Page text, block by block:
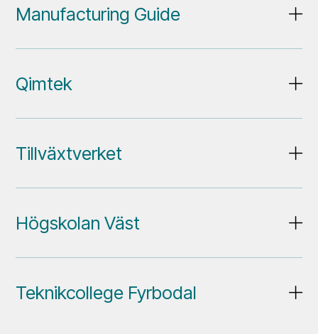
Manufacturing Guide
Qimtek
Tillväxtverket
Högskolan Väst
Teknikcollege Fyrbodal